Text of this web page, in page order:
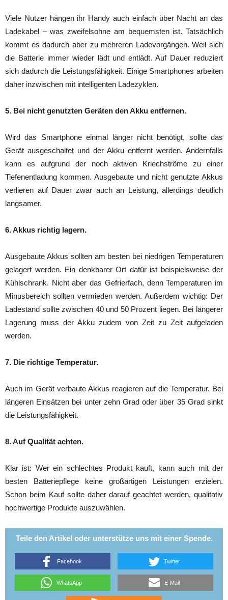
Viele Nutzer hängen ihr Handy auch einfach über Nacht an das
Ladekabel – was zweifelsohne am bequemsten ist. Tatsächlich
kommt es dadurch aber zu mehreren Ladevorgängen. Weil sich
die Batterie immer wieder lädt und entlädt. Auf Dauer reduziert
sich dadurch die Leistungsfähigkeit. Einige Smartphones arbeiten
daher inzwischen mit intelligenten Ladezyklen.
5. Bei nicht genutzten Geräten den Akku entfernen.
Wird das Smartphone einmal länger nicht benötigt, sollte das
Gerät ausgeschaltet und der Akku entfernt werden. Andernfalls
kann es aufgrund der noch aktiven Kriechströme zu einer
Tiefenentladung kommen. Ausgebaute und nicht genutzte Akkus
verlieren auf Dauer zwar auch an Leistung, allerdings deutlich
langsamer.
6. Akkus richtig lagern.
Ausgebaute Akkus sollten am besten bei niedrigen Temperaturen
gelagert werden. Ein denkbarer Ort dafür ist beispielsweise der
Kühlschrank. Nicht aber das Gefrierfach, denn Temperaturen im
Minusbereich sollten vermieden werden. Außerdem wichtig: Der
Ladestand sollte zwischen 40 und 50 Prozent liegen. Bei längerer
Lagerung muss der Akku zudem von Zeit zu Zeit aufgeladen
werden.
7. Die richtige Temperatur.
Auch im Gerät verbaute Akkus reagieren auf die Temperatur. Bei
längeren Einsätzen bei unter zehn Grad oder über 35 Grad sinkt
die Leistungsfähigkeit.
8. Auf Qualität achten.
Klar ist: Wer ein schlechtes Produkt kauft, kann auch mit der
besten Batteriepflege keine großartigen Leistungen erzielen.
Schon beim Kauf sollte daher darauf geachtet werden, qualitativ
hochwertige Produkte auszuwählen.
Teile den Artikel oder unterstütze uns mit einer Spende.
Facebook Twitter
WhatsApp E-Mail